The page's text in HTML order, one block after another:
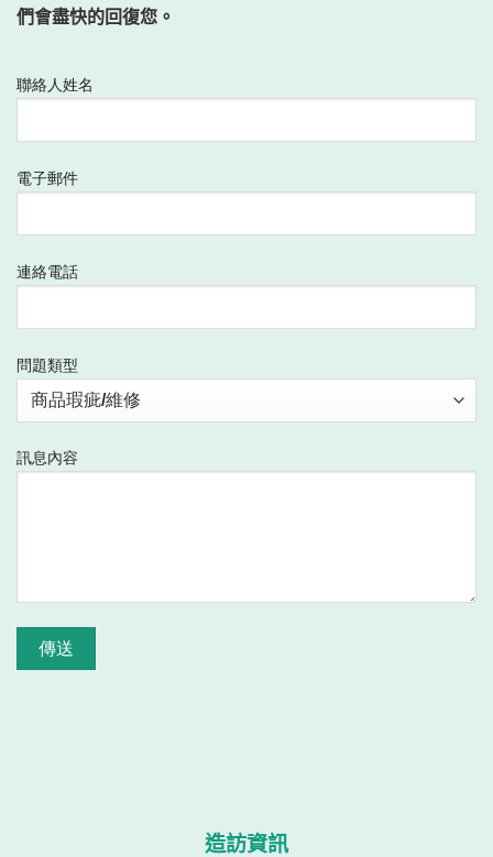
們會盡快的回復您。
聯絡人姓名
電子郵件
連絡電話
問題類型
訊息內容
造訪資訊